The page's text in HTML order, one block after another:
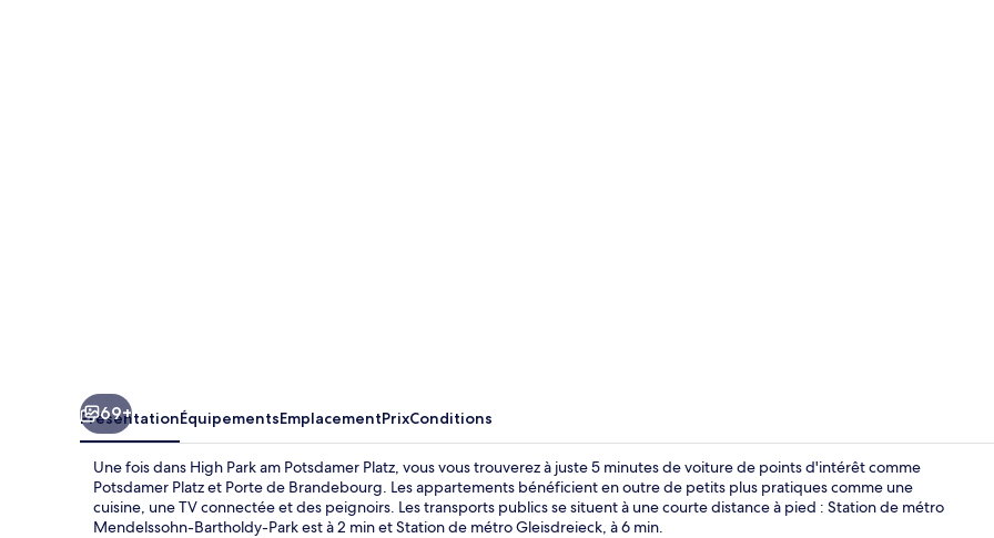
69+
PrésentationÉquipementsEmplacementPrixConditions
Une fois dans High Park am Potsdamer Platz, vous vous trouverez à juste 5 minutes de voiture de points d'intérêt comme
Potsdamer Platz et Porte de Brandebourg. Les appartements bénéficient en outre de petits plus pratiques comme une
cuisine, une TV connectée et des peignoirs. Les transports publics se situent à une courte distance à pied : Station de métro
Mendelssohn-Bartholdy-Park est à 2 min et Station de métro Gleisdreieck, à 6 min.